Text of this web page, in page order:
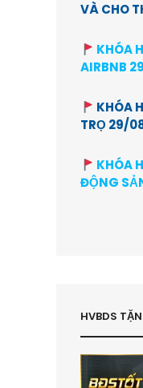
VÀ CHO
KHÓA
AIRBNB
KHÓA
TRỌ 29/
KHÓA
ĐỘNG
HVBDS